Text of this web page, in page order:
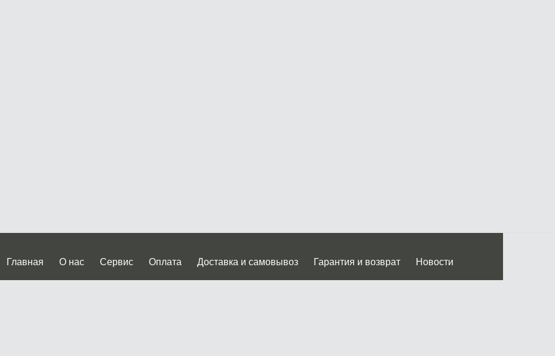
Главная О нас Сервис Оплата Доставка и самовывоз Гарантия и возврат Новости